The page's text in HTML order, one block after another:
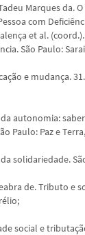
Marques da.
com
et al.
São Paulo:
e mudança.
da autonomia:
Paulo: Paz e
da solidariedade.
de. Tributo e
social e